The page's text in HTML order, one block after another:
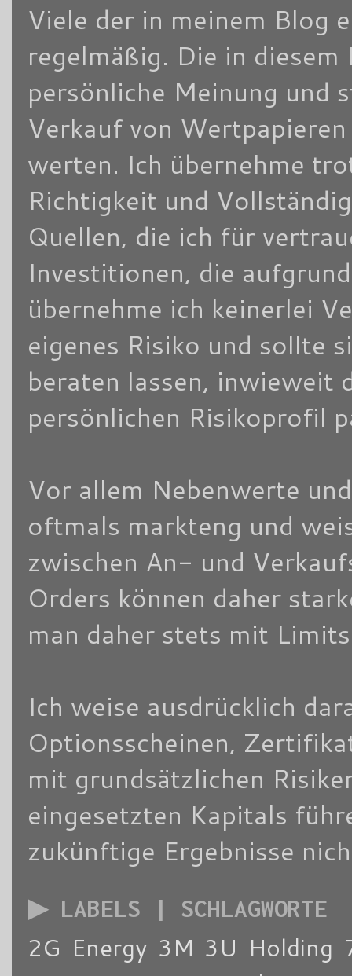
Viele der in meinem Blog
regelmäßig. Die in
persönliche Meinung und
Verkauf von
werten. Ich übernehme
Richtigkeit und
Quellen, die ich für
Investitionen, die
übernehme ich keinerlei
eigenes Risiko und sollte
beraten lassen, inwieweit
persönlichen Risikoprofil
Vor allem Nebenwerte
oftmals markteng und
zwischen An- und
Orders können daher
man daher stets mit
Ich weise ausdrücklich
Optionsscheinen,
mit grundsätzlichen
eingesetzten Kapitals
zukünftige Ergebnisse
▶ LABELS | SCHLAGWORTE
2G Energy 3M 3U Holding